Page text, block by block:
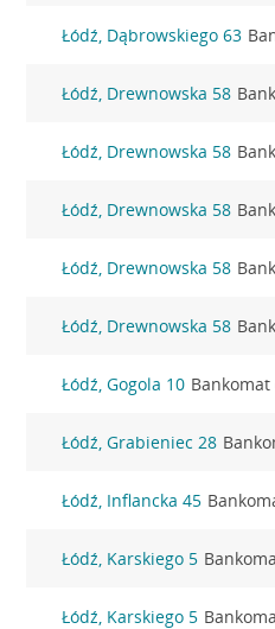
Łódź, Dąbrowskiego 63
Łódź, Drewnowska 58
Łódź, Drewnowska 58
Łódź, Drewnowska 58
Łódź, Drewnowska 58
Łódź, Drewnowska 58
Łódź, Gogola 10 Bankomat
Łódź, Grabieniec 28
Łódź, Inflancka 45
Łódź, Karskiego 5
Łódź, Karskiego 5